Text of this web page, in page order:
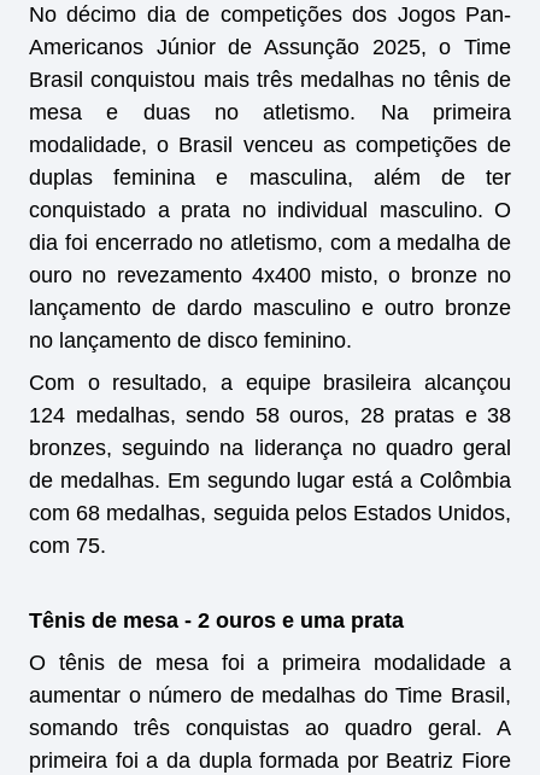
No décimo dia de competições dos Jogos Pan-
Americanos Júnior de Assunção 2025, o Time
Brasil conquistou mais três medalhas no tênis de
mesa e duas no atletismo. Na primeira
modalidade, o Brasil venceu as competições de
duplas feminina e masculina, além de ter
conquistado a prata no individual masculino. O
dia foi encerrado no atletismo, com a medalha de
ouro no revezamento 4x400 misto, o bronze no
lançamento de dardo masculino e outro bronze
no lançamento de disco feminino.
Com o resultado, a equipe brasileira alcançou
124 medalhas, sendo 58 ouros, 28 pratas e 38
bronzes, seguindo na liderança no quadro geral
de medalhas. Em segundo lugar está a Colômbia
com 68 medalhas, seguida pelos Estados Unidos,
com 75.
Tênis de mesa - 2 ouros e uma prata
O tênis de mesa foi a primeira modalidade a
aumentar o número de medalhas do Time Brasil,
somando três conquistas ao quadro geral. A
primeira foi a da dupla formada por Beatriz Fiore